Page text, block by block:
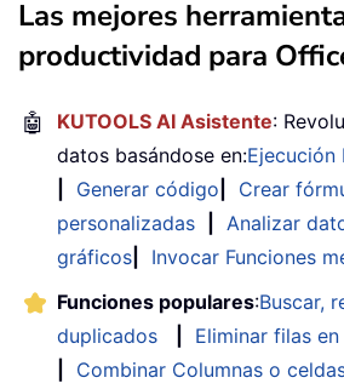
Las mejores
productividad para
🤖 KUTOOLS AI Asistente:
datos basándose en:Ejecución
Generar código
Crear
personalizadas
Analizar
gráficos
Invocar Funciones
Funciones populares:Buscar,
duplicados
Eliminar filas
Combinar Columnas o